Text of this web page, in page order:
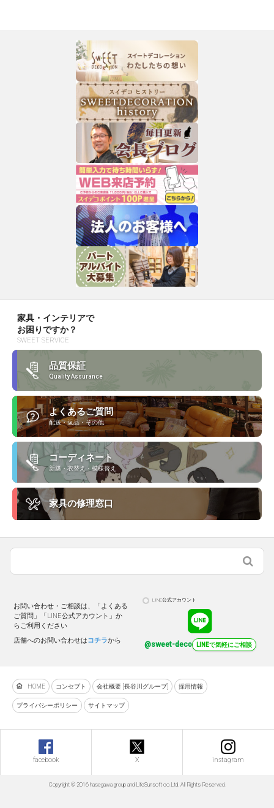
家具・インテリアで
お困りですか？
SWEET SERVICE
品質保証
Quality Assurance
よくあるご質問
配送・返品・その他
コーディネート
新築・衣替え・模様替え
家具の修理窓口
お問い合わせ・ご相談は、「よくある
ご質問」「LINE公式アカウント」か
らご利用ください
店舗へのお問い合わせはコチラから
LINE公式アカウント
@sweet-deco LINEで気軽にご相談
HOME コンセプト 会社概要 [長谷川グループ] 採用情報
プライバシーポリシー サイトマップ
facebook X instagram
Copyright © 2016 hasegawa group and LifeSunsoft co.Ltd. All Rights Reserved.